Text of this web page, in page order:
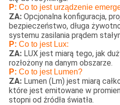
P: Co to jest urządzenie
ZA:Opcjonalna konfiguracja,
bezpieczeństwo, długa
systemu zasilania prądem
P: Co to jest Lux:
ZA: LUX jest miarą tego, jak
rozłożony na danym obszarze.
P: Co to jest Lumen?
ZA:Lumen (Lm) jest miarą
które jest emitowane w
stopni od źródła światła.